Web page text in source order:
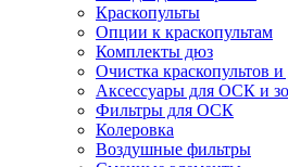
Краскопульты
Опции к краскопультам
Комплекты дюз
Очистка краскопультов
Аксессуары для ОСК и
Фильтры для ОСК
Колеровка
Воздушные фильтры